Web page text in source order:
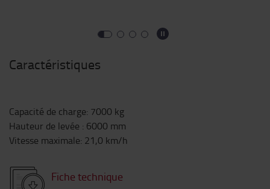
Caractéristiques
Capacité de charge: 7000 kg
Hauteur de levée : 6000 mm
Vitesse maximale: 21,0 km/h
Fiche technique